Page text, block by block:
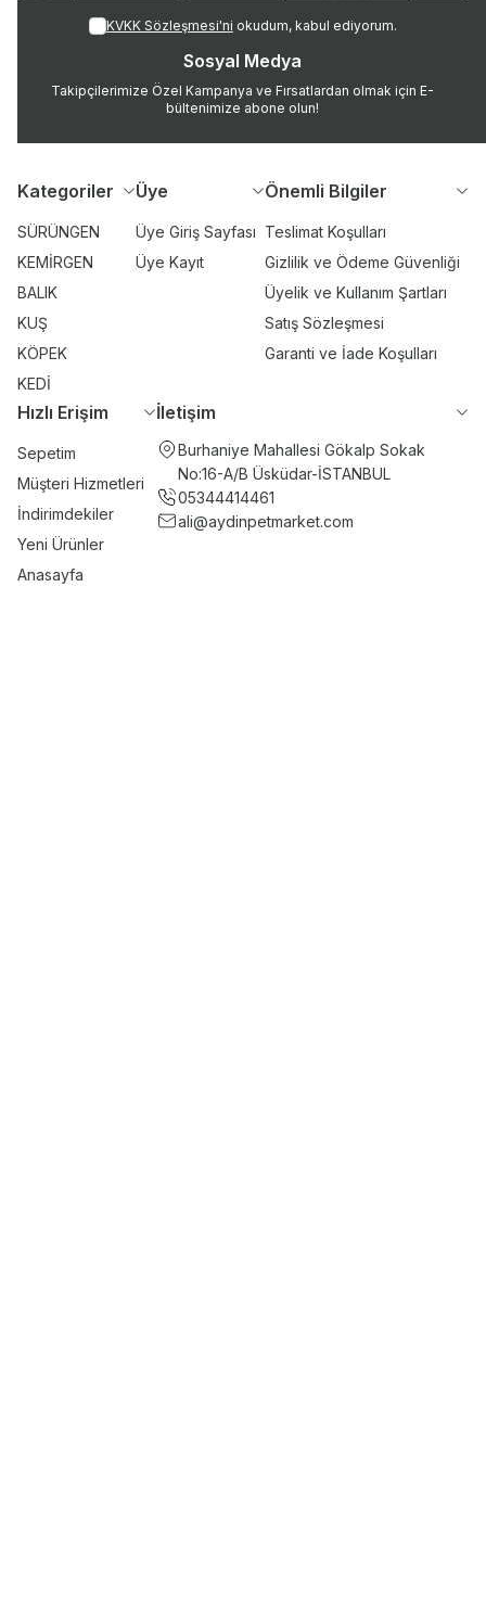
KVKK Sözleşmesi'ni okudum, kabul ediyorum.
Sosyal Medya
Takipçilerimize Özel Kampanya ve Fırsatlardan olmak için E-
bültenimize abone olun!
Kategoriler
SÜRÜNGEN
KEMİRGEN
BALIK
KUŞ
KÖPEK
KEDİ
Üye
Üye Giriş Sayfası
Üye Kayıt
Önemli Bilgiler
Teslimat Koşulları
Gizlilik ve Ödeme Güvenliği
Üyelik ve Kullanım Şartları
Satış Sözleşmesi
Garanti ve İade Koşulları
Hızlı Erişim
Sepetim
Müşteri Hizmetleri
İndirimdekiler
Yeni Ürünler
Anasayfa
İletişim
Burhaniye Mahallesi Gökalp Sokak
No:16-A/B Üsküdar-İSTANBUL
05344414461
ali@aydinpetmarket.com